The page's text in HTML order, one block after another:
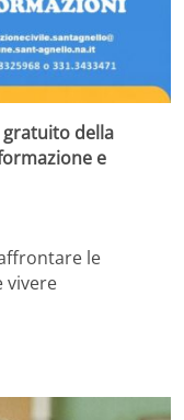
gratuito della
e
le
vivere